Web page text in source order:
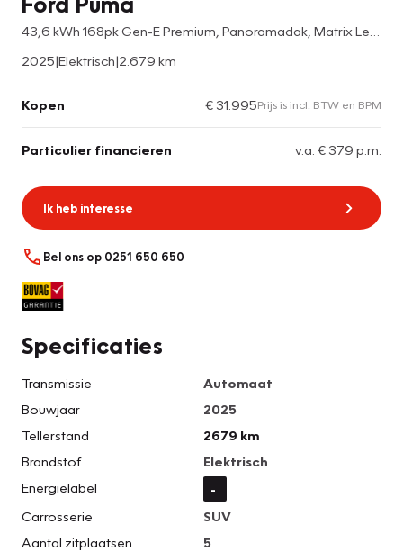
2025|Elektrisch|2.679 km
Kopen € 31.995Prijs is incl. BTW en BPM
Particulier financieren v.a. € 379 p.m.
Ik heb interesse
Bel ons op 0251 650 650
Specificaties
Transmissie
Automaat
Bouwjaar
2025
Tellerstand
2679 km
Brandstof
Elektrisch
Energielabel
-
Carrosserie
SUV
Aantal zitplaatsen
5